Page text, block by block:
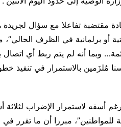
مقتضبة تفاعلا مع سؤال
أو برلمانية في الظرف
وبما أنه لم يتم ربط أي اتصال
مُلزَمين بالاستمرار في تنفيذ
أسفه لاستمرار الإضراب لثلاثة
للمواطنين”، مبرزا أن ما تقرر